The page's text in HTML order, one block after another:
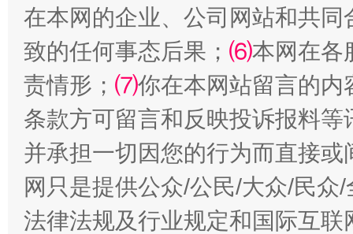
阿坝州三大球赛在茂县开幕 规模
在本网的企业、公司网站和共
致的任何事态后果； ⑹本网在各
责情形； ⑺你在本网站留言的内
条款方可留言和反映投诉报料
并承担一切因您的行为而直接
网只是提供公众/公民/大众/民
法律法规及行业规定和国际互